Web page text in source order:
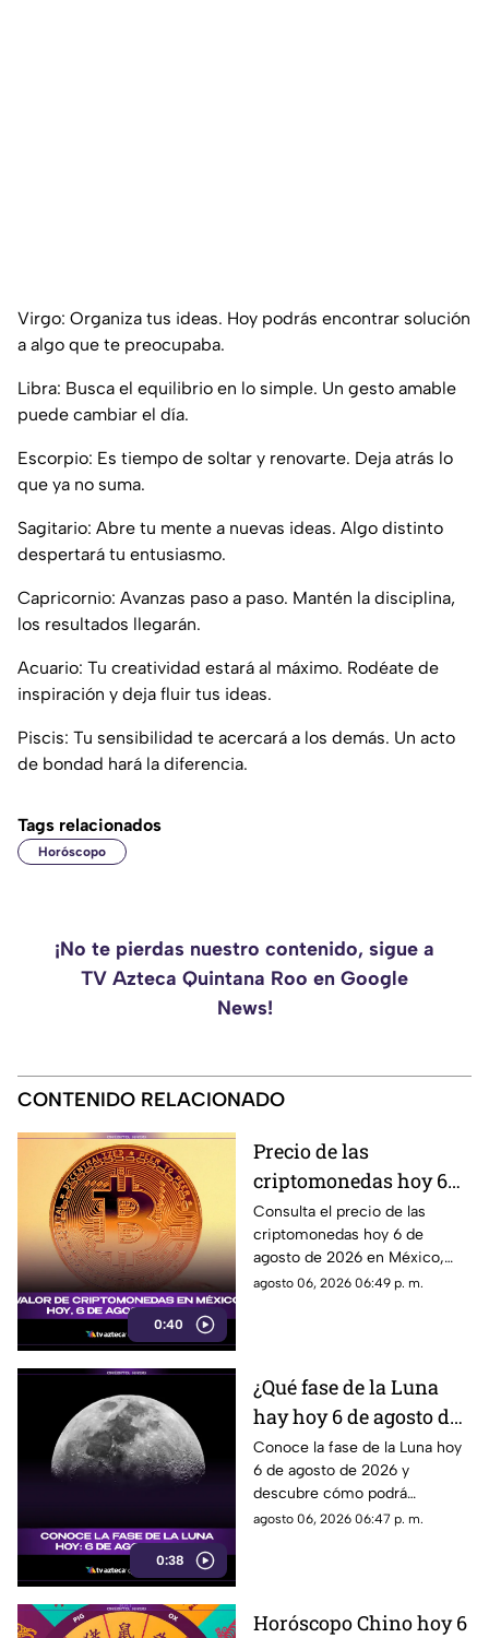
Virgo: Organiza tus ideas. Hoy podrás encontrar solución
a algo que te preocupaba.
Libra: Busca el equilibrio en lo simple. Un gesto amable
puede cambiar el día.
Escorpio: Es tiempo de soltar y renovarte. Deja atrás lo
que ya no suma.
Sagitario: Abre tu mente a nuevas ideas. Algo distinto
despertará tu entusiasmo.
Capricornio: Avanzas paso a paso. Mantén la disciplina,
los resultados llegarán.
Acuario: Tu creatividad estará al máximo. Rodéate de
inspiración y deja fluir tus ideas.
Piscis: Tu sensibilidad te acercará a los demás. Un acto
de bondad hará la diferencia.
Tags relacionados
Horóscopo
¡No te pierdas nuestro contenido, sigue a
TV Azteca Quintana Roo en Google
News!
CONTENIDO RELACIONADO
0:40
Precio de las
criptomonedas hoy 6
de agosto de 2026 en
México: Bitcoin,
Ethereum y más
Consulta el precio de las
criptomonedas hoy 6 de
agosto de 2026 en México,
con las cotizaciones de
agosto 06, 2026 06:49 p. m.
0:38
¿Qué fase de la Luna
hay hoy 6 de agosto de
2026? Descubre cómo
se verá el satélite esta
noche
Conoce la fase de la Luna hoy
6 de agosto de 2026 y
descubre cómo podrá
observarse el satélite natural
agosto 06, 2026 06:47 p. m.
Horóscopo Chino hoy 6